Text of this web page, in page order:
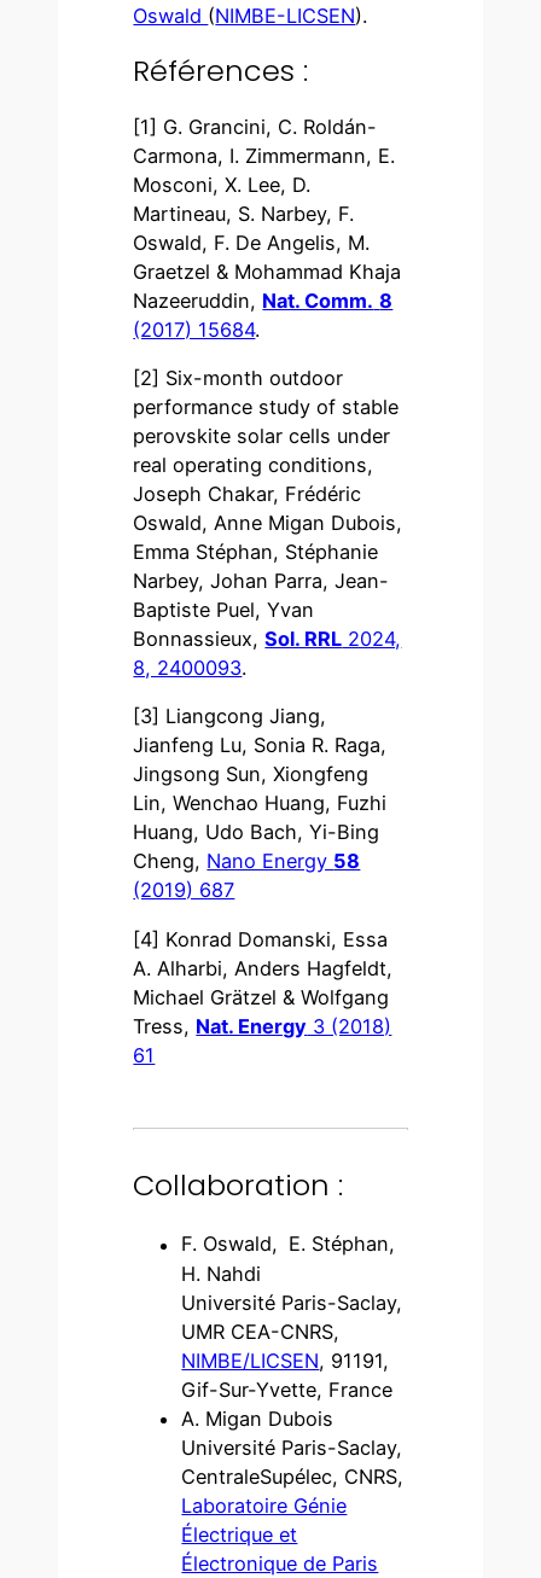
Oswald (NIMBE-LICSEN).
Références :
[1] G. Grancini, C. Roldán-
Carmona, I. Zimmermann, E.
Mosconi, X. Lee, D.
Martineau, S. Narbey, F.
Oswald, F. De Angelis, M.
Graetzel & Mohammad Khaja
Nazeeruddin, Nat. Comm. 8
(2017) 15684.
[2] Six-month outdoor
performance study of stable
perovskite solar cells under
real operating conditions,
Joseph Chakar, Frédéric
Oswald, Anne Migan Dubois,
Emma Stéphan, Stéphanie
Narbey, Johan Parra, Jean-
Baptiste Puel, Yvan
Bonnassieux,Sol. RRL 2024,
8, 2400093.
[3] Liangcong Jiang,
Jianfeng Lu, Sonia R. Raga,
Jingsong Sun, Xiongfeng
Lin, Wenchao Huang, Fuzhi
Huang, Udo Bach, Yi-Bing
Cheng, Nano Energy 58
(2019) 687
[4] Konrad Domanski, Essa
A. Alharbi, Anders Hagfeldt,
Michael Grätzel & Wolfgang
Tress, Nat. Energy 3 (2018)
61
Collaboration :
F. Oswald, E. Stéphan,
H. Nahdi
Université Paris-Saclay,
UMR CEA-CNRS,
NIMBE/LICSEN, 91191,
Gif-Sur-Yvette, France
A. Migan Dubois
Université Paris-Saclay,
CentraleSupélec, CNRS,
Laboratoire Génie
Électrique et
Électronique de Paris